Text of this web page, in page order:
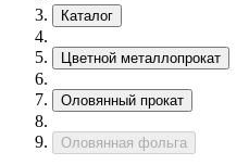
Каталог
Цветной металлопрокат
Оловянный прокат
Оловянная фольга